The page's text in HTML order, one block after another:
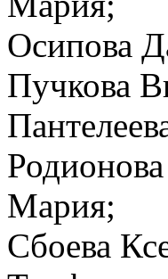
Осипова
Пучкова
Мария;
Сбоева